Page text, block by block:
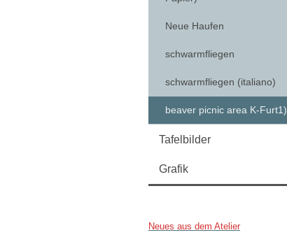
Neue Haufen
schwarmfliegen
schwarmfliegen (italiano)
beaver picnic area K-Furt1)
Tafelbilder
Grafik
Neues aus dem Atelier